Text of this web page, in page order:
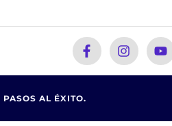
PASOS AL ÉXITO.